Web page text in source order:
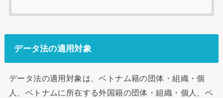
データ法の適用対象
データ法の適用対象は、ベトナム籍の団体・組織・個
人、ベトナムに所在する外国籍の団体・組織・個人、ベ